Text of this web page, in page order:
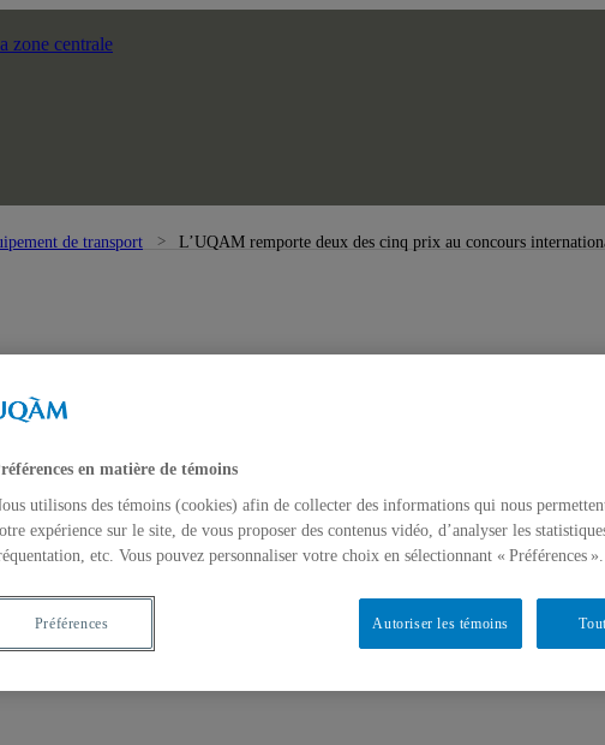
zone centrale
de transport L’UQAM remporte deux des cinq prix au concours
en matière de témoins
utilisons des témoins (cookies) afin de collecter des informations qui nous
expérience sur le site, de vous proposer des contenus vidéo, d’analyser les
etc. Vous pouvez personnaliser votre choix en sélectionnant « Préférences ».
Autoriser les témoins
Préférences